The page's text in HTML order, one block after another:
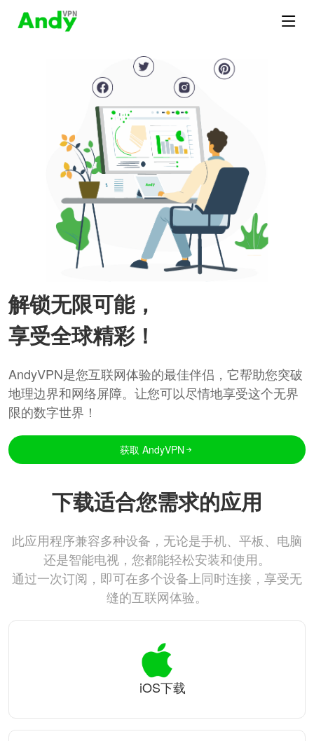
解锁无限可能，
享受全球精彩！
AndyVPN是您互联网体验的最佳伴侣，它帮助您突破
地理边界和网络屏障。让您可以尽情地享受这个无界
限的数字世界！
获取 AndyVPN
下载适合您需求的应用
此应用程序兼容多种设备，无论是手机、平板、电脑
还是智能电视，您都能轻松安装和使用。
通过一次订阅，即可在多个设备上同时连接，享受无
缝的互联网体验。
iOS下载